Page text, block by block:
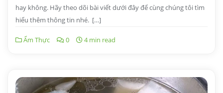
hay không. Hãy theo dõi bài viết dưới đây để cùng chúng tôi tìm
hiểu thêm thông tin nhé. […]
Ẩm Thực 0 4 min read